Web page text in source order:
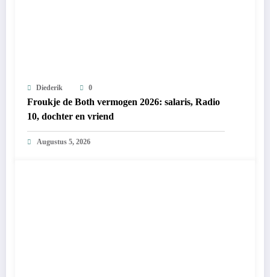
Diederik 0
Froukje de Both vermogen 2026: salaris, Radio
10, dochter en vriend
Augustus 5, 2026